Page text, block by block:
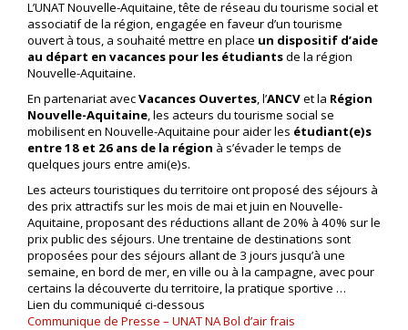
L’UNAT Nouvelle-Aquitaine, tête de réseau du tourisme social et
associatif de la région, engagée en faveur d’un tourisme
ouvert à tous, a souhaité mettre en place un dispositif d’aide
au départ en vacances pour les étudiantsde la région
Nouvelle-Aquitaine.
En partenariat avecVacances Ouvertes, l’ANCVet la Région
Nouvelle-Aquitaine, les acteurs du tourisme social se
mobilisent en Nouvelle-Aquitaine pour aider les étudiant(e)s
entre 18 et 26 ans de la région à s’évader le temps de
quelques jours entre ami(e)s.
Les acteurs touristiques du territoire ont proposé des séjours à
des prix attractifs sur les mois de mai et juin en Nouvelle-
Aquitaine, proposant des réductions allant de 20% à 40% sur le
prix public des séjours. Une trentaine de destinations sont
proposées pour des séjours allant de 3 jours jusqu’à une
semaine, en bord de mer, en ville ou à la campagne, avec pour
certains la découverte du territoire, la pratique sportive …
Lien du communiqué ci-dessous
Communique de Presse – UNAT NA Bol d’air frais